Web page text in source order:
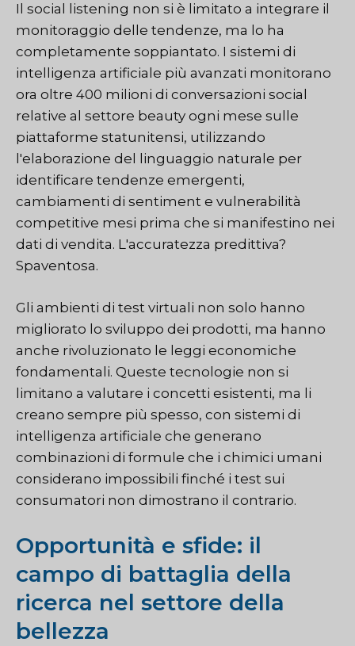
Il social listening non si è limitato a integrare il
monitoraggio delle tendenze, ma lo ha
completamente soppiantato. I sistemi di
intelligenza artificiale più avanzati monitorano
ora oltre 400 milioni di conversazioni social
relative al settore beauty ogni mese sulle
piattaforme statunitensi, utilizzando
l'elaborazione del linguaggio naturale per
identificare tendenze emergenti,
cambiamenti di sentiment e vulnerabilità
competitive mesi prima che si manifestino nei
dati di vendita. L'accuratezza predittiva?
Spaventosa.
Gli ambienti di test virtuali non solo hanno
migliorato lo sviluppo dei prodotti, ma hanno
anche rivoluzionato le leggi economiche
fondamentali. Queste tecnologie non si
limitano a valutare i concetti esistenti, ma li
creano sempre più spesso, con sistemi di
intelligenza artificiale che generano
combinazioni di formule che i chimici umani
considerano impossibili finché i test sui
consumatori non dimostrano il contrario.
Opportunità e sfide: il
campo di battaglia della
ricerca nel settore della
bellezza